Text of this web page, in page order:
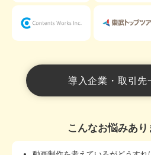
導入企業・取引先
こんなお悩みあり